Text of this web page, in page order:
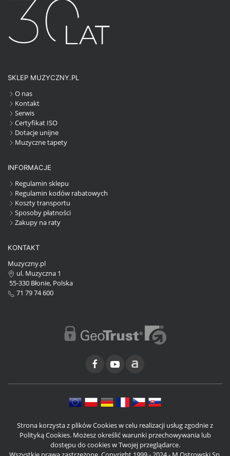
SKLEP MUZYCZNY.PL
O nas
Kontakt
Serwis
Certyfikat ISO
Dotacje unijne
Muzyczne tapety
INFORMACJE
Regulamin sklepu
Regulamin kodów rabatowych
Koszty transportu
Sposoby płatności
Zakupy na raty
KONTAKT
Muzyczny.pl
ul. Muzyczna 1
55-330 Błonie, Polska
71 79 74 600
Strona korzysta z plików Cookies w celu realizacji usług zgodnie z
Polityką Cookies. Możesz określić warunki przechowywania lub
dostępu do cookies w Twojej przeglądarce.